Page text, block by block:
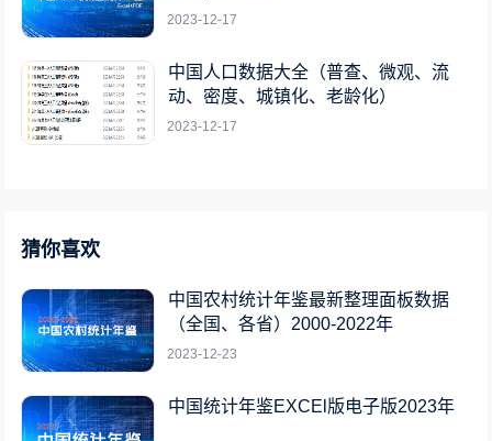
2023-12-17
中国人口数据大全（普查、微观、流
动、密度、城镇化、老龄化）
2023-12-17
猜你喜欢
中国农村统计年鉴最新整理面板数据
（全国、各省）2000-2022年
2023-12-23
中国统计年鉴EXCEl版电子版2023年